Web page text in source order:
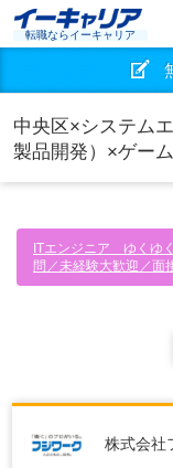
転職ならイーキャリア
中央区×システム
製品開発）×ゲー
ITエンジニア ゆくゆ
問／未経験大歓迎／
株式会社